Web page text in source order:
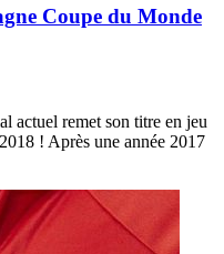
Coupe du Monde
actuel remet son titre en jeu
! Après une année 2017